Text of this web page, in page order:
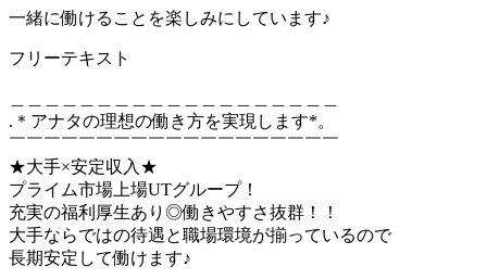
一緒に働けることを楽しみにしています♪
フリーテキスト
.＊アナタの理想の働き方を実現します*。
￣￣￣￣￣￣￣￣￣￣￣￣￣￣￣￣￣￣￣
★大手×安定収入★
プライム市場上場UTグループ！
充実の福利厚生あり◎働きやすさ抜群！！
大手ならではの待遇と職場環境が揃っているので
長期安定して働けます♪